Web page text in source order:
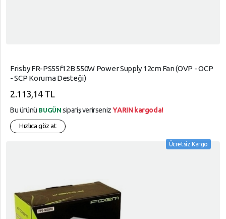
Frisby FR-PS55f12B 550W Power Supply 12cm Fan (OVP - OCP
- SCP Koruma Desteği)
2.113,14 TL
Bu ürünü BUGÜN sipariş verirsenizYARIN kargoda!
Hızlıca göz at
Ücretsiz Kargo